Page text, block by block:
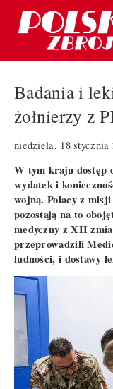
Badania i
żołnierzy z
niedziela, 18 stycznia
W tym kraju dostęp
wydatek i
wojną. Polacy z
pozostają na to
medyczny z XII
przeprowadzili
ludności, i dostawy